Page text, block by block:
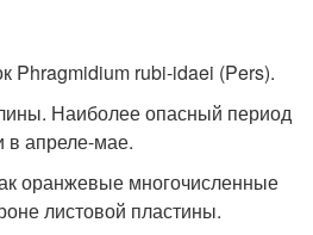
Phragmidium rubi-idaei (Pers).
Наиболее опасный период
в апреле-мае.
оранжевые многочисленные
листовой пластины.